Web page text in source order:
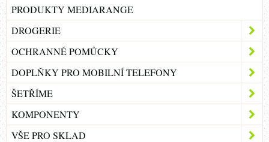
PRODUKTY MEDIARANGE
DROGERIE
OCHRANNÉ POMŮCKY
DOPLŇKY PRO MOBILNÍ TELEFONY
ŠETŘÍME
KOMPONENTY
VŠE PRO SKLAD